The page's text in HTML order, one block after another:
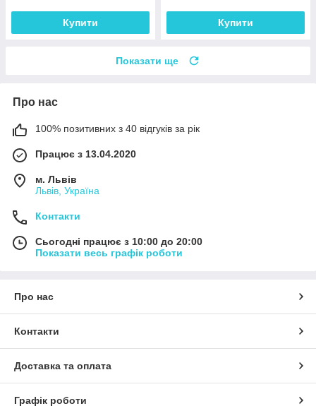
Купити Купити
Показати ще
Про нас
100% позитивних з 40 відгуків за рік
Працює з 13.04.2020
м. Львів
Львів, Україна
Контакти
Сьогодні працює з 10:00 до 20:00
Показати весь графік роботи
Про нас
Контакти
Доставка та оплата
Графік роботи